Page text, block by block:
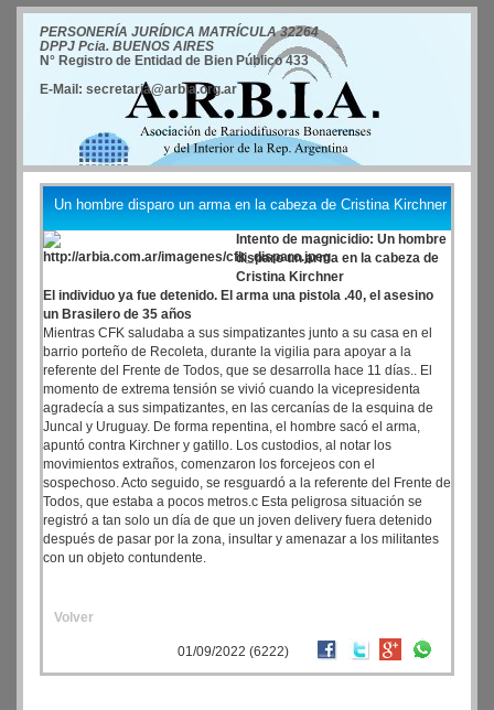
PERSONERÍA JURÍDICA MATRÍCULA 32264
DPPJ Pcia. BUENOS AIRES
N° Registro de Entidad de Bien Público 433
E-Mail: secretaria@arbia.org.ar
Un hombre disparo un arma en la cabeza de Cristina Kirchner
Intento de magnicidio: Un hombre
disparo un arma en la cabeza de
Cristina Kirchner
El individuo ya fue detenido. El arma una pistola .40, el asesino
un Brasilero de 35 años
Mientras CFK saludaba a sus simpatizantes junto a su casa en el
barrio porteño de Recoleta, durante la vigilia para apoyar a la
referente del Frente de Todos, que se desarrolla hace 11 días.. El
momento de extrema tensión se vivió cuando la vicepresidenta
agradecía a sus simpatizantes, en las cercanías de la esquina de
Juncal y Uruguay. De forma repentina, el hombre sacó el arma,
apuntó contra Kirchner y gatillo. Los custodios, al notar los
movimientos extraños, comenzaron los forcejeos con el
sospechoso. Acto seguido, se resguardó a la referente del Frente de
Todos, que estaba a pocos metros.c Esta peligrosa situación se
registró a tan solo un día de que un joven delivery fuera detenido
después de pasar por la zona, insultar y amenazar a los militantes
con un objeto contundente.
Volver
01/09/2022 (6222)